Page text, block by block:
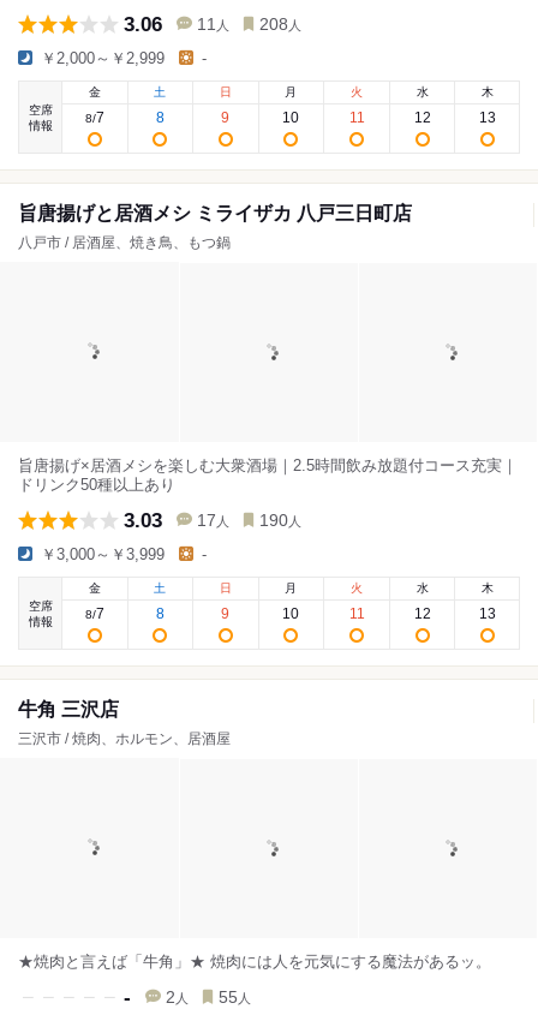
3.06 11 人 208 人
￥2,000～￥2,999 -
空席
情報
金
8/7
土
8
日
9
月
10
火
11
水
12
木
13
旨唐揚げと居酒メシ ミライザカ 八戸三日町店
八戸市 / 居酒屋、焼き鳥、もつ鍋
旨唐揚げ×居酒メシを楽しむ大衆酒場｜2.5時間飲み放題付コース充実｜
ドリンク50種以上あり
3.03 17 人 190 人
￥3,000～￥3,999 -
空席
情報
金
8/7
土
8
日
9
月
10
火
11
水
12
木
13
牛角 三沢店
三沢市 / 焼肉、ホルモン、居酒屋
★焼肉と言えば「牛角」★ 焼肉には人を元気にする魔法があるッ。
- 2 人 55 人